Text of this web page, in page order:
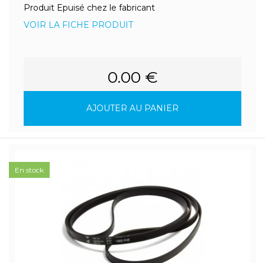
Produit Epuisé chez le fabricant
VOIR LA FICHE PRODUIT
0.00 €
AJOUTER AU PANIER
En stock